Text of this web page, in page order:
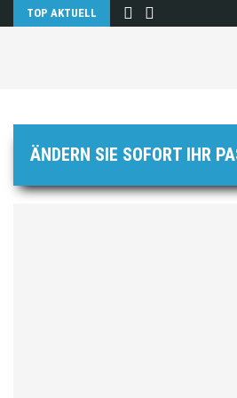
TOP AKTUELL
ÄNDERN SIE SOFORT IHR